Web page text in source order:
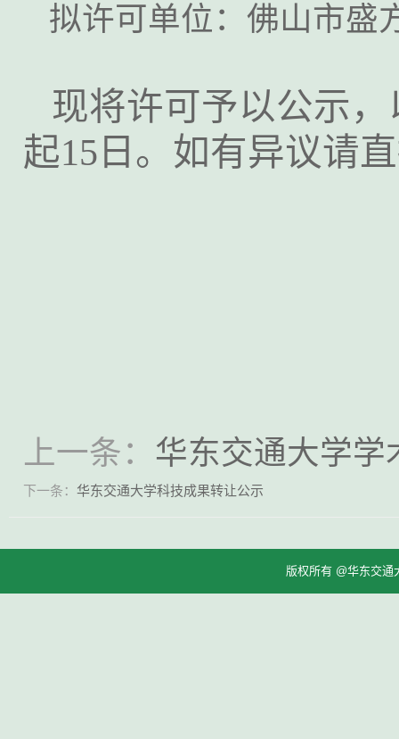
拟许可单位：佛山市盛
现将许可予以公示
起15日。如有异议请
上一条： 华东交通大学
下一条： 华东交通大学科技成果转让公示
版权所有 @华东交